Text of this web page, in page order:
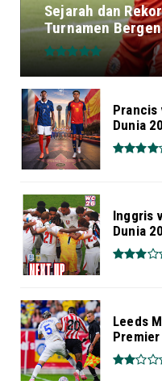
Sejarah dan
Turnamen
Prancis
Dunia
Inggris
Dunia
Leeds